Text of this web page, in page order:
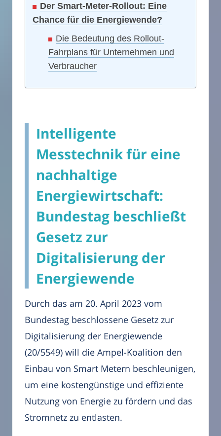
Der Smart-Meter-Rollout: Eine
Chance für die Energiewende?
Die Bedeutung des Rollout-
Fahrplans für Unternehmen und
Verbraucher
Intelligente
Messtechnik für eine
nachhaltige
Energiewirtschaft:
Bundestag beschließt
Gesetz zur
Digitalisierung der
Energiewende
Durch das am 20. April 2023 vom
Bundestag beschlossene Gesetz zur
Digitalisierung der Energiewende
(20/5549) will die Ampel-Koalition den
Einbau von Smart Metern beschleunigen,
um eine kostengünstige und effiziente
Nutzung von Energie zu fördern und das
Stromnetz zu entlasten.